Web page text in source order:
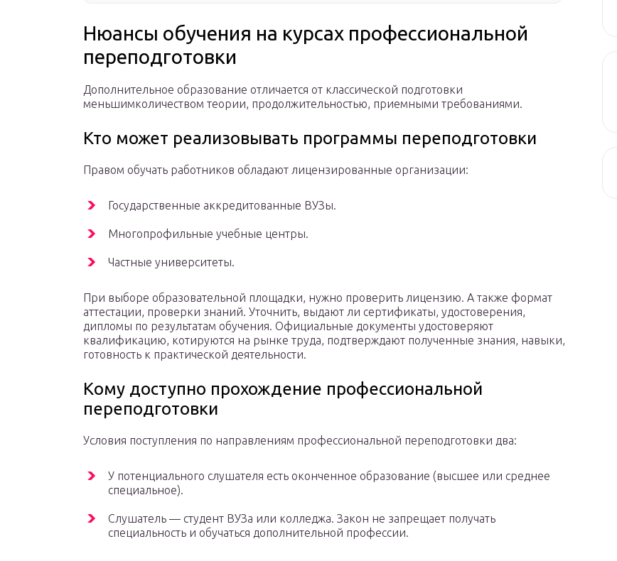
Нюансы обучения на курсах профессиональной
переподготовки
Дополнительное образование отличается от классической подготовки
меньшимколичеством теории, продолжительностью, приемными требованиями.
Кто может реализовывать программы переподготовки
Правом обучать работников обладают лицензированные организации:
Государственные аккредитованные ВУЗы.
Многопрофильные учебные центры.
Частные университеты.
При выборе образовательной площадки, нужно проверить лицензию. А также формат
аттестации, проверки знаний. Уточнить, выдают ли сертификаты, удостоверения,
дипломы по результатам обучения. Официальные документы удостоверяют
квалификацию, котируются на рынке труда, подтверждают полученные знания, навыки,
готовность к практической деятельности.
Кому доступно прохождение профессиональной
переподготовки
Условия поступления по направлениям профессиональной переподготовки два:
У потенциального слушателя есть оконченное образование (высшее или среднее
специальное).
Слушатель — студент ВУЗа или колледжа. Закон не запрещает получать
специальность и обучаться дополнительной профессии.